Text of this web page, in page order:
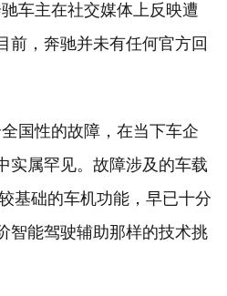
车主在社交媒体上反映遭
前，奔驰并未有任何官方回
国性的故障，在当下车企
实属罕见。故障涉及的车载
基础的车机功能，早已十分
智能驾驶辅助那样的技术挑